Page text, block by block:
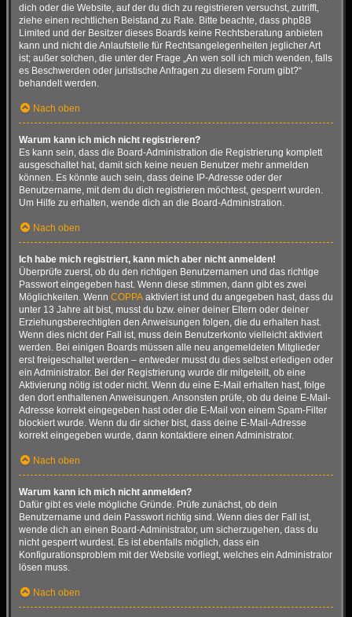
dich oder die Website, auf der du dich zu registrieren versuchst, zutrifft,
ziehe einen rechtlichen Beistand zu Rate. Bitte beachte, dass phpBB
Limited und der Besitzer dieses Boards keine Rechtsberatung anbieten
kann und nicht die Anlaufstelle für Rechtsangelegenheiten jeglicher Art
ist; außer solchen, die unter der Frage „An wen soll ich mich wenden, falls
es Beschwerden oder juristische Anfragen zu diesem Forum gibt?“
behandelt werden.
Nach oben
Warum kann ich mich nicht registrieren?
Es kann sein, dass die Board-Administration die Registrierung komplett
ausgeschaltet hat, damit sich keine neuen Benutzer mehr anmelden
können. Es könnte auch sein, dass deine IP-Adresse oder der
Benutzername, mit dem du dich registrieren möchtest, gesperrt wurden.
Um Hilfe zu erhalten, wende dich an die Board-Administration.
Nach oben
Ich habe mich registriert, kann mich aber nicht anmelden!
Überprüfe zuerst, ob du den richtigen Benutzernamen und das richtige
Passwort eingegeben hast. Wenn diese stimmen, dann gibt es zwei
Möglichkeiten. Wenn COPPA aktiviert ist und du angegeben hast, dass du
unter 13 Jahre alt bist, musst du bzw. einer deiner Eltern oder deiner
Erziehungsberechtigten den Anweisungen folgen, die du erhalten hast.
Wenn dies nicht der Fall ist, muss dein Benutzerkonto vielleicht aktiviert
werden. Bei einigen Boards müssen alle neu angemeldeten Mitglieder
erst freigeschaltet werden – entweder musst du dies selbst erledigen oder
ein Administrator. Bei der Registrierung wurde dir mitgeteilt, ob eine
Aktivierung nötig ist oder nicht. Wenn du eine E-Mail erhalten hast, folge
den dort enthaltenen Anweisungen. Ansonsten prüfe, ob du deine E-Mail-
Adresse korrekt eingegeben hast oder die E-Mail von einem Spam-Filter
blockiert wurde. Wenn du dir sicher bist, dass deine E-Mail-Adresse
korrekt eingegeben wurde, dann kontaktiere einen Administrator.
Nach oben
Warum kann ich mich nicht anmelden?
Dafür gibt es viele mögliche Gründe. Prüfe zunächst, ob dein
Benutzername und dein Passwort richtig sind. Wenn dies der Fall ist,
wende dich an einen Board-Administrator, um sicherzugehen, dass du
nicht gesperrt wurdest. Es ist ebenfalls möglich, dass ein
Konfigurationsproblem mit der Website vorliegt, welches ein Administrator
lösen muss.
Nach oben